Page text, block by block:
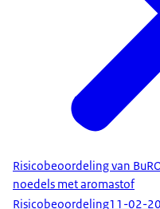
Risicobeoordeling van
noedels met aromastof
Risicobeoordeling11-02-